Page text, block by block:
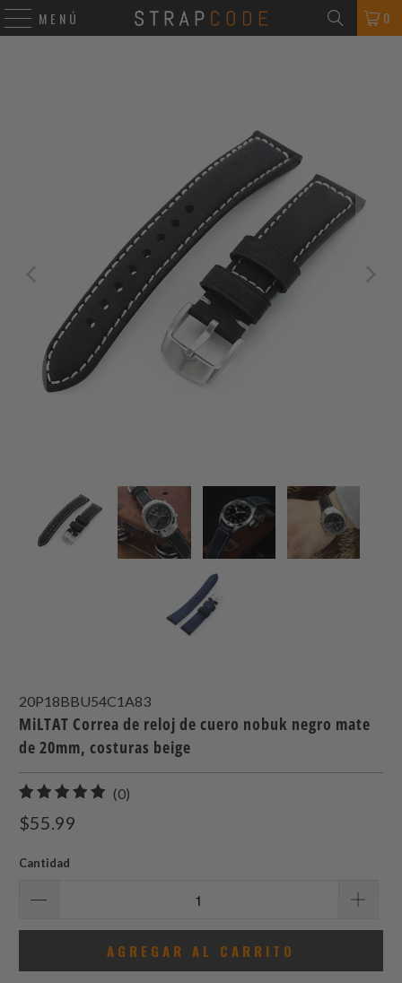
MENÚ 0
20P18BBU54C1A83
MiLTAT Correa de reloj de cuero nobuk negro mate
de 20mm, costuras beige
(0)
$55.99
Cantidad
AGREGAR AL CARRITO